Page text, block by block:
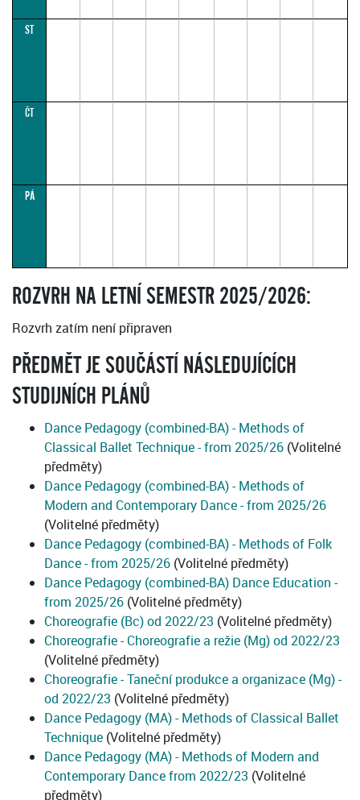
ST
ČT
PÁ
ROZVRH NA LETNÍ SEMESTR 2025/2026:
Rozvrh zatím není připraven
PŘEDMĚT JE SOUČÁSTÍ NÁSLEDUJÍCÍCH
STUDIJNÍCH PLÁNŮ
Dance Pedagogy (combined-BA) - Methods of
Classical Ballet Technique - from 2025/26 (Volitelné
předměty)
Dance Pedagogy (combined-BA) - Methods of
Modern and Contemporary Dance - from 2025/26
(Volitelné předměty)
Dance Pedagogy (combined-BA) - Methods of Folk
Dance - from 2025/26 (Volitelné předměty)
Dance Pedagogy (combined-BA) Dance Education -
from 2025/26 (Volitelné předměty)
Choreografie (Bc) od 2022/23 (Volitelné předměty)
Choreografie - Choreografie a režie (Mg) od 2022/23
(Volitelné předměty)
Choreografie - Taneční produkce a organizace (Mg) -
od 2022/23 (Volitelné předměty)
Dance Pedagogy (MA) - Methods of Classical Ballet
Technique (Volitelné předměty)
Dance Pedagogy (MA) - Methods of Modern and
Contemporary Dance from 2022/23 (Volitelné
předměty)